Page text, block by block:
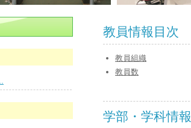
教員情報目次
教員組織
教員数
学部・学科情報